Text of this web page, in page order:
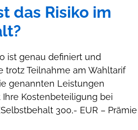
das Risiko im
ist genau definiert und
trotz Teilnahme am Wahltarif
genannten Leistungen
Kostenbeteiligung bei
300,- EUR – Prämie